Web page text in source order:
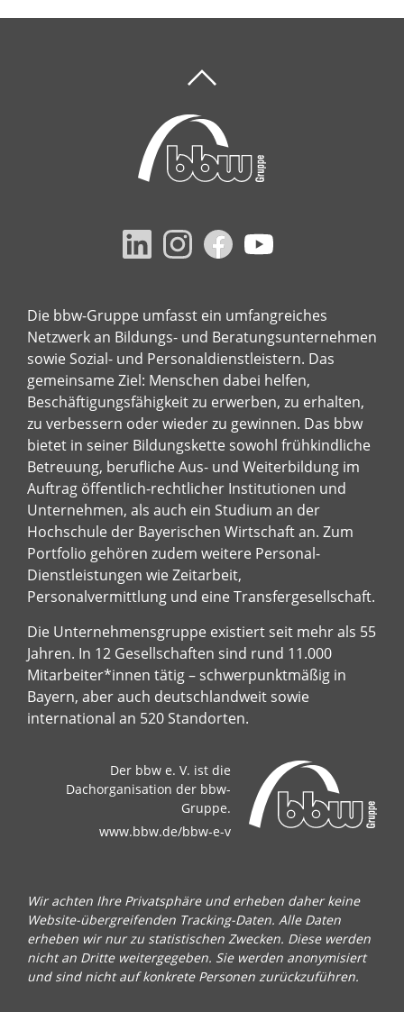
Die bbw-Gruppe umfasst ein umfangreiches
Netzwerk an Bildungs- und Beratungsunternehmen
sowie Sozial- und Personaldienstleistern. Das
gemeinsame Ziel: Menschen dabei helfen,
Beschäftigungsfähigkeit zu erwerben, zu erhalten,
zu verbessern oder wieder zu gewinnen. Das bbw
bietet in seiner Bildungskette sowohl frühkindliche
Betreuung, berufliche Aus- und Weiterbildung im
Auftrag öffentlich-rechtlicher Institutionen und
Unternehmen, als auch ein Studium an der
Hochschule der Bayerischen Wirtschaft an. Zum
Portfolio gehören zudem weitere Personal-
Dienstleistungen wie Zeitarbeit,
Personalvermittlung und eine Transfergesellschaft.
Die Unternehmensgruppe existiert seit mehr als 55
Jahren. In 12 Gesellschaften sind rund 11.000
Mitarbeiter*innen tätig – schwerpunktmäßig in
Bayern, aber auch deutschlandweit sowie
international an 520 Standorten.
Der bbw e. V. ist die
Dachorganisation der bbw-
Gruppe.
www.bbw.de/bbw-e-v
Wir achten Ihre Privatsphäre und erheben daher keine
Website-übergreifenden Tracking-Daten. Alle Daten
erheben wir nur zu statistischen Zwecken. Diese werden
nicht an Dritte weitergegeben. Sie werden anonymisiert
und sind nicht auf konkrete Personen zurückzuführen.